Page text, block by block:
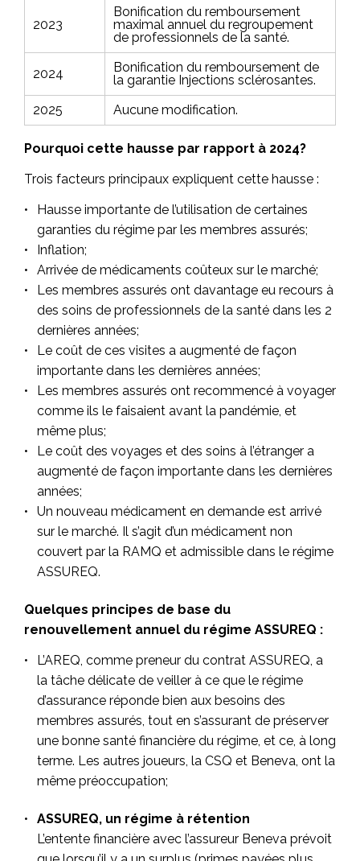
2023
Bonification du remboursement
maximal annuel du regroupement
de professionnels de la santé.
2024
Bonification du remboursement de
la garantie Injections sclérosantes.
2025
Aucune modification.
Pourquoi cette hausse par rapport à 2024?
Trois facteurs principaux expliquent cette hausse :
Hausse importante de l’utilisation de certaines
garanties du régime par les membres assurés;
Inflation;
Arrivée de médicaments coûteux sur le marché;
Les membres assurés ont davantage eu recours à
des soins de professionnels de la santé dans les 2
dernières années;
Le coût de ces visites a augmenté de façon
importante dans les dernières années;
Les membres assurés ont recommencé à voyager
comme ils le faisaient avant la pandémie, et
même plus;
Le coût des voyages et des soins à l’étranger a
augmenté de façon importante dans les dernières
années;
Un nouveau médicament en demande est arrivé
sur le marché. Il s’agit d’un médicament non
couvert par la RAMQ et admissible dans le régime
ASSUREQ.
Quelques principes de base du
renouvellement annuel du régime ASSUREQ :
L’AREQ, comme preneur du contrat ASSUREQ, a
la tâche délicate de veiller à ce que le régime
d’assurance réponde bien aux besoins des
membres assurés, tout en s’assurant de préserver
une bonne santé financière du régime, et ce, à long
terme. Les autres joueurs, la CSQ et Beneva, ont la
même préoccupation;
ASSUREQ, un régime à rétention
L’entente financière avec l’assureur Beneva prévoit